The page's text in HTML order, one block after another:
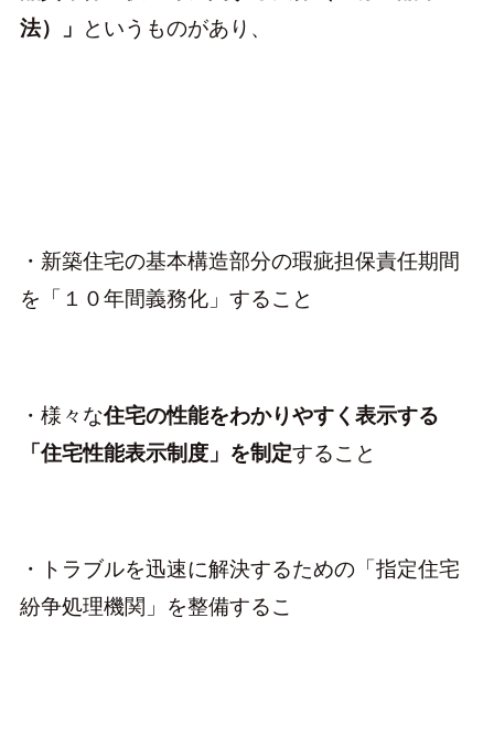
法）」
というものがあり、
・新築住宅の基本構造部分の瑕疵担保責任期間
を「１０年間義務化」すること
・様々な住宅の性能をわかりやすく表示する
「住宅性能表示制度」を制定すること
・トラブルを迅速に解決するための「指定住宅
紛争処理機関」を整備するこ